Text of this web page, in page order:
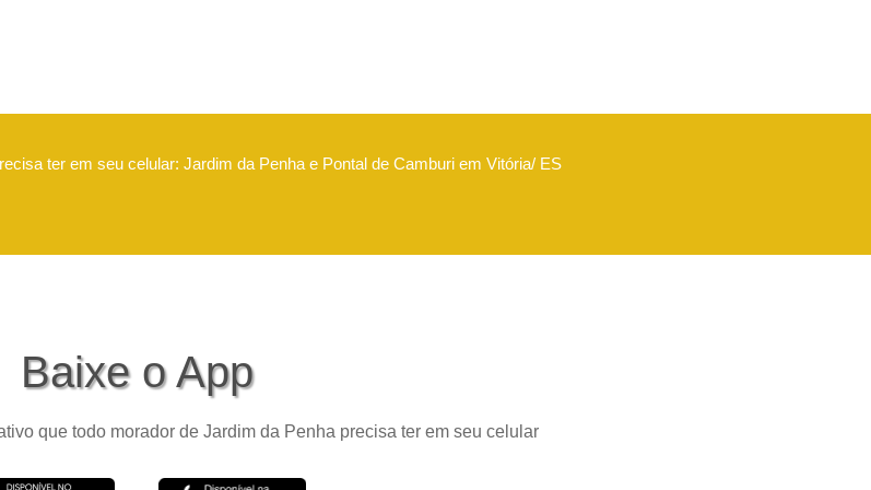
ter em seu celular: Jardim da Penha e Pontal de Camburi em Vitória/ ES
Baixe o App
que todo morador de Jardim da Penha precisa ter em seu celular